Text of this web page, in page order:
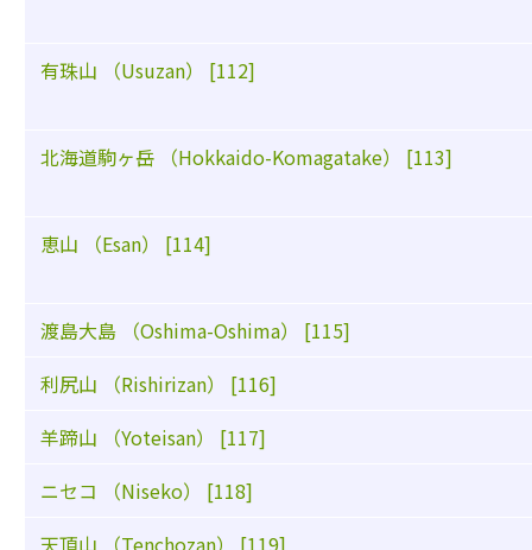
有珠山 （Usuzan） [112]
北海道駒ヶ岳 （Hokkaido-Komagatake） [113]
恵山 （Esan） [114]
渡島大島 （Oshima-Oshima） [115]
利尻山 （Rishirizan） [116]
羊蹄山 （Yoteisan） [117]
ニセコ （Niseko） [118]